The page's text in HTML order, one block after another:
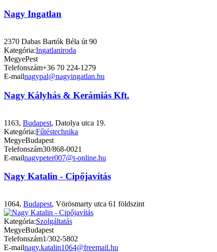
Nagy Ingatlan
2370 Dabas Bartók Béla út 90
Kategória:Ingatlaniroda
MegyePest
Telefonszám+36 70 224-1279
E-mailnagypal@nagyingatlan.hu
Nagy Kályhás & Kerámiás Kft.
1163, Budapest, Datolya utca 19.
Kategória:Fűtéstechnika
MegyeBudapest
Telefonszám30/868-0021
E-mailnagypeter007@t-online.hu
Nagy Katalin - Cipőjavítás
1064, Budapest, Vörösmarty utca 61 földszint
Kategória:Szolgáltatás
MegyeBudapest
Telefonszám1/302-5802
E-mailnagy.katalin1064@freemail.hu